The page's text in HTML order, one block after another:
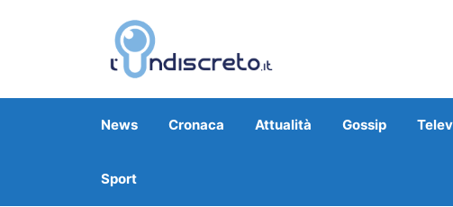
News Cronaca Attualità Gossip
Sport